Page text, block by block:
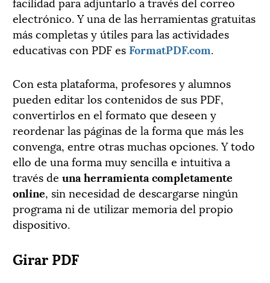
electrónico. Y una de las herramientas gratuitas
más completas y útiles para las actividades
educativas con PDF es FormatPDF.com.
Con esta plataforma, profesores y alumnos
pueden editar los contenidos de sus PDF,
convertirlos en el formato que deseen y
reordenar las páginas de la forma que más les
convenga, entre otras muchas opciones. Y todo
ello de una forma muy sencilla e intuitiva a
través de una herramienta completamente
online, sin necesidad de descargarse ningún
programa ni de utilizar memoria del propio
dispositivo.
Girar PDF